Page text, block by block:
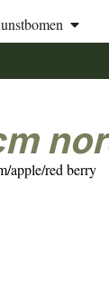
apple/red berry